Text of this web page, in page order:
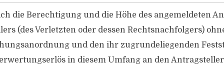
die Berechtigung und die Höhe des angemeldeten
(des Verletzten oder dessen Rechtsnachfolgers)
und den ihr zugrundeliegenden
in diesem Umfang an den